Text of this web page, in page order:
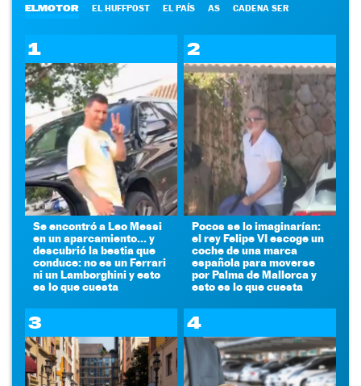
ELMOTOR EL HUFFPOST EL PAÍS AS CADENA SER
1
Se encontró a Leo Messi
en un aparcamiento... y
descubrió la bestia que
conduce: no es un Ferrari
ni un Lamborghini y esto
es lo que cuesta
2
Pocos se lo imaginarían:
el rey Felipe VI escoge un
coche de una marca
española para moverse
por Palma de Mallorca y
esto es lo que cuesta
3 4